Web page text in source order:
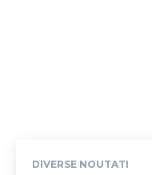
DIVERSE NOUTATI